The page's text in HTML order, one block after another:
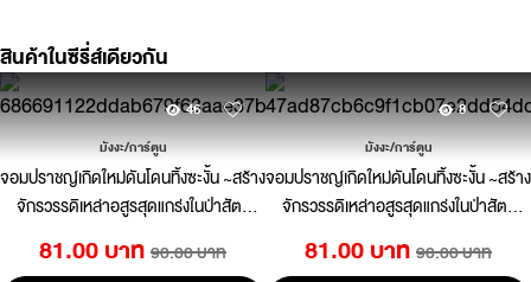
สินค้าในซีรี่ส์เดียวกัน
46
มังงะ/การ์ตูน
จอมปราชญ์เกิดใหม่ดันโดนทิ้งซะงั้น ~สร้าง
จักรวรรดิเหล่าอสูรสุดแกร่งในป่าสัตว์
81.00 บาท 90.00 บาท
8
มังงะ/การ์ตูน
จอมปราชญ์เกิดใหม่ดันโดนทิ้งซะงั้น ~สร้าง
จักรวรรดิเหล่าอสูรสุดแกร่งในป่าสัตว์
81.00 บาท 90.00 บาท